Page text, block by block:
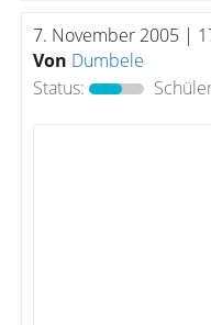
7. November 2005 |
Von Dumbele
Status: